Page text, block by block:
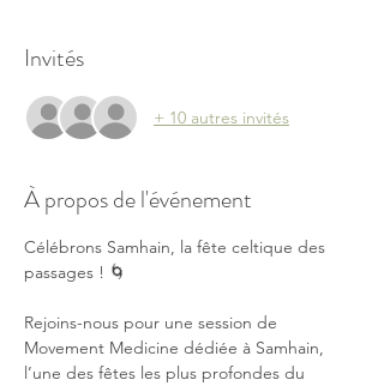
Invités
+ 10 autres invités
À propos de l'événement
Célébrons Samhain, la fête celtique des
passages ! 🌀
Rejoins-nous pour une session de
Movement Medicine dédiée à Samhain,
l’une des fêtes les plus profondes du